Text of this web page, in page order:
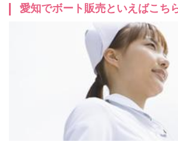
愛知でボート販売といえばこち